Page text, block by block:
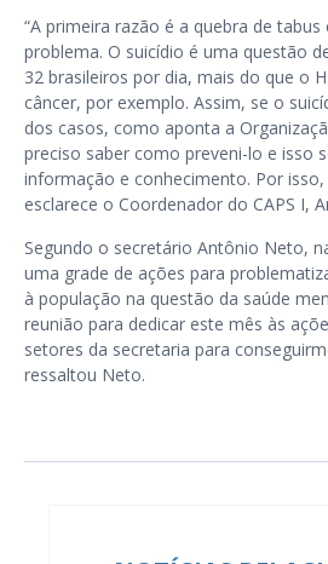
“A primeira razão é a quebra de
problema. O suicídio é uma questão
32 brasileiros por dia, mais do que o
câncer, por exemplo. Assim, se o
dos casos, como aponta a
preciso saber como preveni-lo e isso
informação e conhecimento. Por isso,
esclarece o Coordenador do CAPS I,
Segundo o secretário Antônio Neto,
uma grade de ações para
à população na questão da saúde
reunião para dedicar este mês às
setores da secretaria para
ressaltou Neto.